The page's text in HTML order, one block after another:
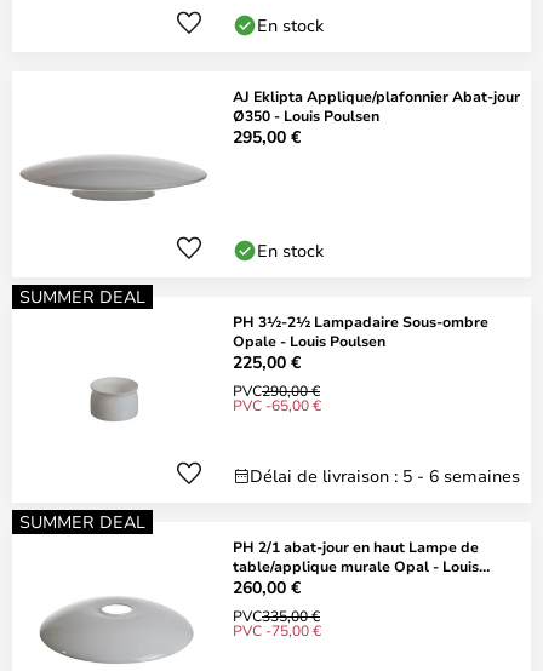
En stock
AJ Eklipta Applique/plafonnier Abat-jour
Ø350 - Louis Poulsen
295,00 €
En stock
SUMMER DEAL
PH 3½-2½ Lampadaire Sous-ombre
Opale - Louis Poulsen
225,00 €
PVC290,00 €
PVC -65,00 €
Délai de livraison : 5 - 6 semaines
SUMMER DEAL
PH 2/1 abat-jour en haut Lampe de
table/applique murale Opal - Louis
Poulsen
260,00 €
PVC335,00 €
PVC -75,00 €